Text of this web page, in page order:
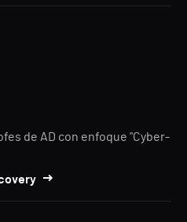
de AD con enfoque "Cyber-